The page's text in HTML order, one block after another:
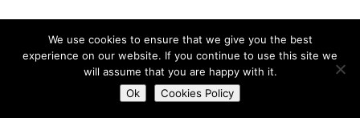
We use cookies to ensure that we give you the best
experience on our website. If you continue to use this site we
will assume that you are happy with it.
Ok
Cookies Policy
Do you want to contact us?